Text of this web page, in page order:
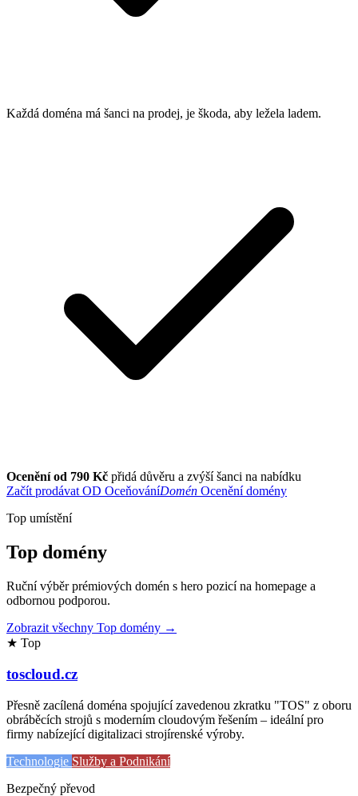
Každá doména má šanci na prodej, je škoda, aby ležela ladem.
Ocenění od 790 Kč přidá důvěru a zvýší šanci na nabídku
Začít prodávat OD OceňováníDomén Ocenění domény
Top umístění
Top domény
Ruční výběr prémiových domén s hero pozicí na homepage a
odbornou podporou.
Zobrazit všechny Top domény →
★ Top
toscloud.cz
Přesně zacílená doména spojující zavedenou zkratku "TOS" z oboru
obráběcích strojů s moderním cloudovým řešením – ideální pro
firmy nabízející digitalizaci strojírenské výroby.
Technologie Služby a Podnikání
Bezpečný převod